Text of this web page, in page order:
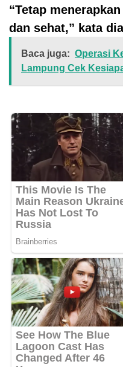
“Tetap
dan sehat,” kata
Baca juga: Operasi
Lampung Cek